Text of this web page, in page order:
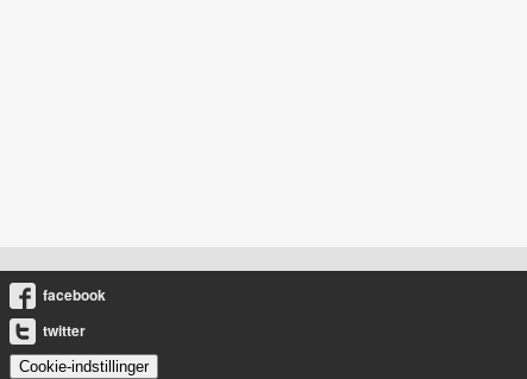
facebook
twitter
Cookie-indstillinger